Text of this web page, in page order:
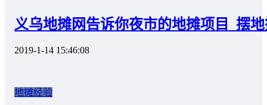
义乌地摊网告诉你夜市的地摊项目_摆
2019-1-14 15:46:08
地摊经验